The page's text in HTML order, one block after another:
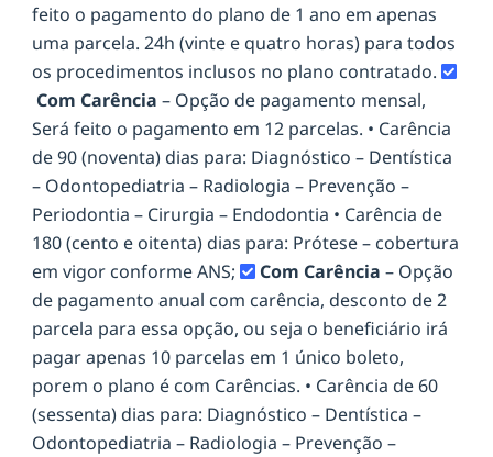
feito o pagamento do plano de 1 ano em apenas
uma parcela. 24h (vinte e quatro horas) para todos
os procedimentos inclusos no plano contratado.
Com Carência – Opção de pagamento mensal,
Será feito o pagamento em 12 parcelas. • Carência
de 90 (noventa) dias para: Diagnóstico – Dentística
– Odontopediatria – Radiologia – Prevenção –
Periodontia – Cirurgia – Endodontia • Carência de
180 (cento e oitenta) dias para: Prótese – cobertura
em vigor conforme ANS;
Com Carência – Opção
de pagamento anual com carência, desconto de 2
parcela para essa opção, ou seja o beneficiário irá
pagar apenas 10 parcelas em 1 único boleto,
porem o plano é com Carências. • Carência de 60
(sessenta) dias para: Diagnóstico – Dentística –
Odontopediatria – Radiologia – Prevenção –